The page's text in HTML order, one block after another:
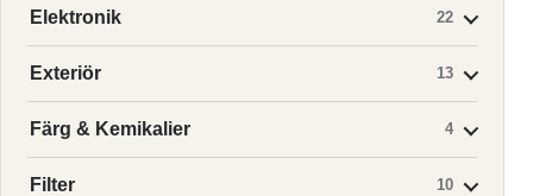
Elektronik 22
Exteriör 13
Färg & Kemikalier 4
Filter 10